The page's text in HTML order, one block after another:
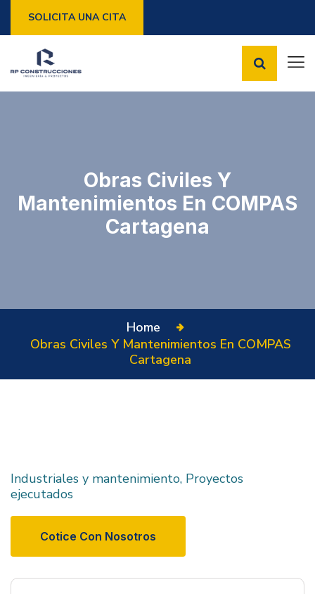
SOLICITA UNA CITA
Obras Civiles Y
Mantenimientos En COMPAS
Cartagena
Home
Obras Civiles Y Mantenimientos En COMPAS
Cartagena
Industriales y mantenimiento, Proyectos
ejecutados
Cotice Con Nosotros